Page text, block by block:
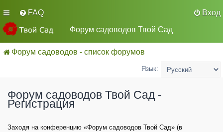
FAQ
Вход
Форум садоводов Твой Сад
Форум садоводов - список форумов
Язык:
Форум садоводов Твой Сад -
Регистрация
Заходя на конференцию «Форум садоводов Твой Сад» (в